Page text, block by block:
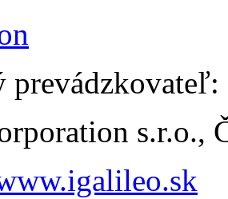
prevádzkovateľ:
s.r.o.,